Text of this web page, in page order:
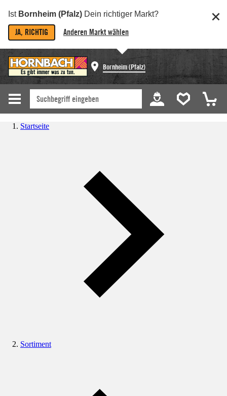
Ist Bornheim (Pfalz) Dein richtiger Markt?
JA, RICHTIG Anderen Markt wählen
Bornheim (Pfalz)
Startseite
Sortiment